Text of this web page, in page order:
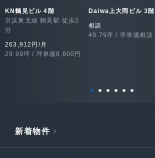
KN鶴見ビル 4階
京浜東北線 鶴見駅 徒歩2
分
263,912円/月
29.99坪 / 坪単価8,800円
Daiwa上大岡ビル 3階
相談
49.79坪 / 坪単価相談
新着物件